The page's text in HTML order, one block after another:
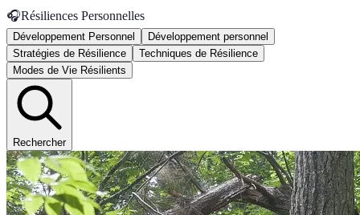
🎧Résiliences Personnelles
Développement Personnel
Développement personnel
Stratégies de Résilience
Techniques de Résilience
Modes de Vie Résilients
Rechercher